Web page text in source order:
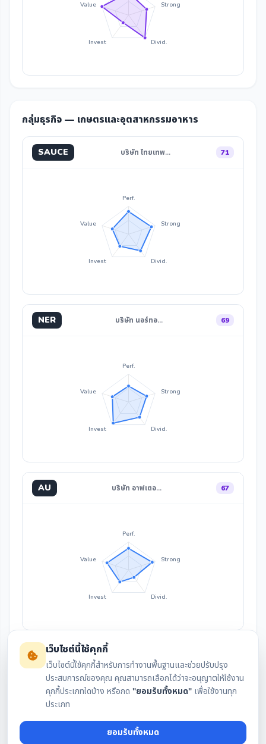
Strong
Divid.
Invest
Value
กลุ่มธุรกิจ — เกษตรและอุตสาหกรรมอาหาร
SAUCE บริษัท ไทยเทพ… 71
Perf.
Strong
Divid.
Invest
Value
NER บริษัท นอร์ทอ… 69
Perf.
Strong
Divid.
Invest
Value
AU บริษัท อาฟเตอ… 67
Perf.
Strong
Divid.
Invest
Value
สรุปงบล่าสุด กราฟราคา
เว็บไซต์นี้ใช้คุกกี้
เว็บไซต์นี้ใช้คุกกี้สำหรับการทำงานพื้นฐานและช่วยปรับปรุง
ประสบการณ์ของคุณ คุณสามารถเลือกได้ว่าจะอนุญาตให้ใช้งาน
คุกกี้ประเภทใดบ้าง หรือกด "ยอมรับทั้งหมด" เพื่อใช้งานทุก
ประเภท
ยอมรับทั้งหมด